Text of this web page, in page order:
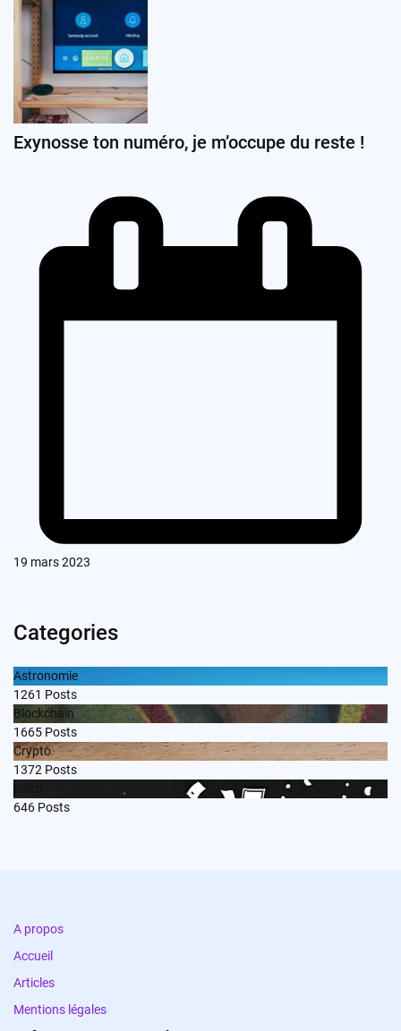
Exynosse ton numéro, je m’occupe du reste !
19 mars 2023
Categories
Astronomie
1261 Posts
Blockchain
1665 Posts
Crypto
1372 Posts
646 Posts
A propos
Accueil
Articles
Mentions légales